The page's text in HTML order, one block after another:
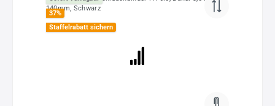
37%
Staffelrabatt sichern